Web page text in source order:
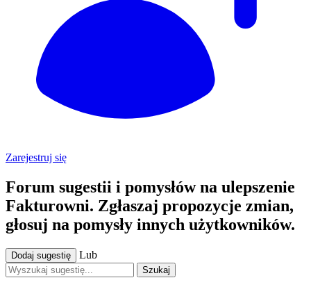
Zarejestruj się
Forum sugestii i pomysłów na ulepszenie
Fakturowni. Zgłaszaj propozycje zmian,
głosuj na pomysły innych użytkowników.
Dodaj sugestię Lub
Szukaj